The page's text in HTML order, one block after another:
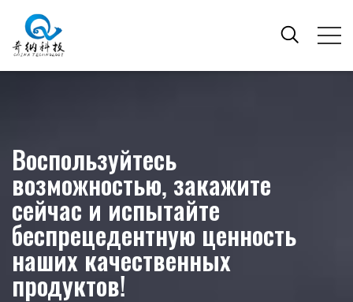
Воспользуйтесь
возможностью, закажите
сейчас и испытайте
беспрецедентную ценность
наших качественных
продуктов!